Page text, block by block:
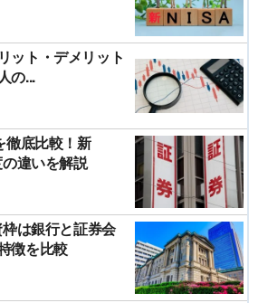
ット・デメリット
の...
徹底比較！新
違いを解説
は銀行と証券会
徴を比較